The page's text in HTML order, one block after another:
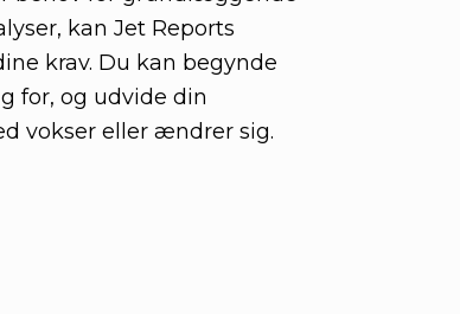
kan Jet Reports
krav. Du kan begynde
for, og udvide din
vokser eller ændrer sig.